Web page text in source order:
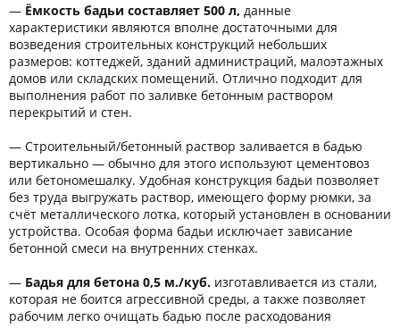
— Ёмкость бадьи составляет 500 л, данные
характеристики являются вполне достаточными для
возведения строительных конструкций небольших
размеров: коттеджей, зданий администраций, малоэтажных
домов или складских помещений. Отлично подходит для
выполнения работ по заливке бетонным раствором
перекрытий и стен.
— Строительный/бетонный раствор заливается в бадью
вертикально — обычно для этого используют цементовоз
или бетономешалку. Удобная конструкция бадьи позволяет
без труда выгружать раствор, имеющего форму рюмки, за
счёт металлического лотка, который установлен в основании
устройства. Особая форма бадьи исключает зависание
бетонной смеси на внутренних стенках.
— Бадья для бетона 0,5 м./куб. изготавливается из стали,
которая не боится агрессивной среды, а также позволяет
рабочим легко очищать бадью после расходования